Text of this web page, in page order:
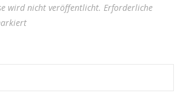
wird nicht veröffentlicht. Erforderliche